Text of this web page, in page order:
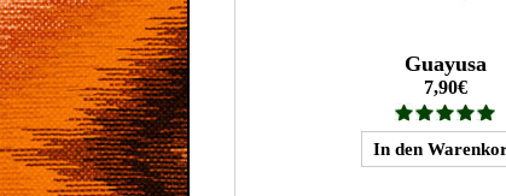
Guayusa
7,90€